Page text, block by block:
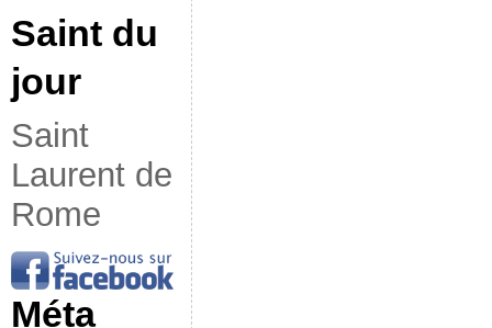
Saint du
jour
Saint
Laurent de
Rome
Méta